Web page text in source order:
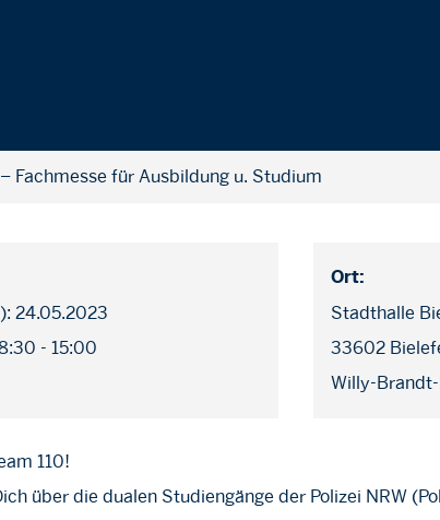
Fachmesse für Ausbildung u. Studium
24.05.2023
- 15:00
Ort:
Stadthalle
33602
Willy-Brandt-
110!
über die dualen Studiengänge der Polizei NRW